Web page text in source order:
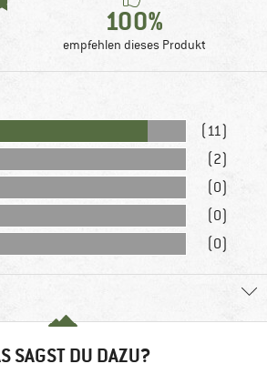
100%
empfehlen dieses Produkt
(11)
(2)
(0)
(0)
(0)
SAGST DU DAZU?